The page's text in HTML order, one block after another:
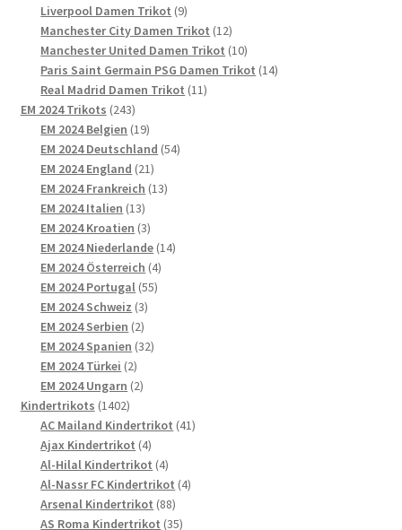
Liverpool Damen Trikot 99
Produkte
Manchester City Damen Trikot 1212
Produkte
Manchester United Damen Trikot 1010
Produkte
Paris Saint Germain PSG Damen Trikot 1414
Real Madrid Damen Trikot 1111
EM 2024 Trikots 243243
Produkte
EM 2024 Belgien 1919
Produkte
EM 2024 Deutschland 5454
EM 2024 England 2121
Produkte
EM 2024 Frankreich 1313
EM 2024 Italien 1313
Produkte
EM 2024 Kroatien 33
Produkte
EM 2024 Niederlande 1414
EM 2024 Österreich 44
EM 2024 Portugal 5555
EM 2024 Schweiz 33
EM 2024 Serbien 22
Produkte
EM 2024 Spanien 3232
EM 2024 Türkei 22
Produkte
EM 2024 Ungarn 22
Kindertrikots 14021402
Produkte
AC Mailand Kindertrikot 4141
Ajax Kindertrikot 44
Produkte
Al-Hilal Kindertrikot 44
Produkte
Al-Nassr FC Kindertrikot 44
Arsenal Kindertrikot 8888
Produkte
AS Roma Kindertrikot 3535